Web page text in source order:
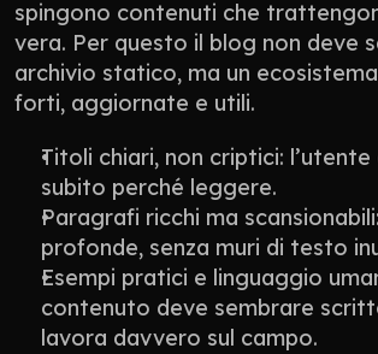
spingono contenuti che
vera. Per questo il blog non deve
archivio statico, ma un
forti, aggiornate e utili.
Titoli chiari, non criptici:
subito perché leggere.
Paragrafi ricchi ma
profonde, senza muri di testo
Esempi pratici e linguaggio
contenuto deve sembrare
lavora davvero sul campo.